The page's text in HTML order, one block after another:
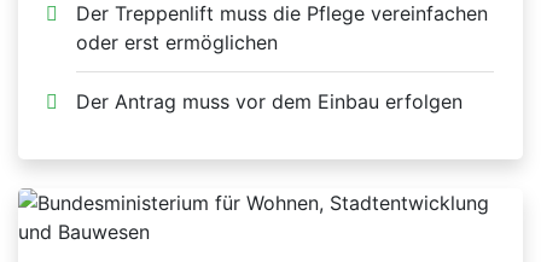
Der Treppenlift muss die Pflege vereinfachen
oder erst ermöglichen
Der Antrag muss vor dem Einbau erfolgen